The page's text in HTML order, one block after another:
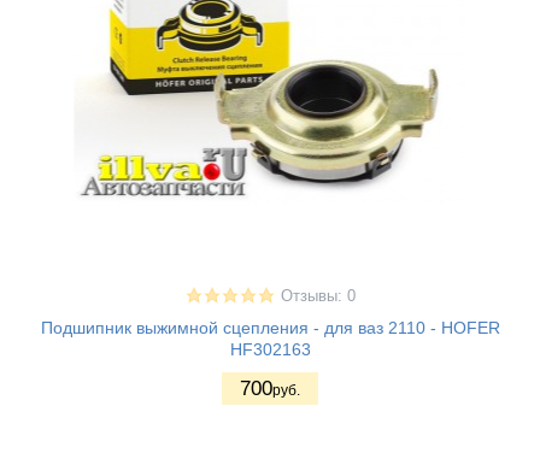
Отзывы: 0
Подшипник выжимной сцепления - для ваз 2110 - HOFER
HF302163
700руб.